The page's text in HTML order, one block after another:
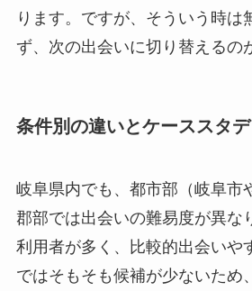
ります。ですが、そういう時は
ず、次の出会いに切り替えるの
条件別の違いとケーススタデ
岐阜県内でも、都市部（岐阜市
郡部では出会いの難易度が異な
利用者が多く、比較的出会いや
ではそもそも候補が少ないため